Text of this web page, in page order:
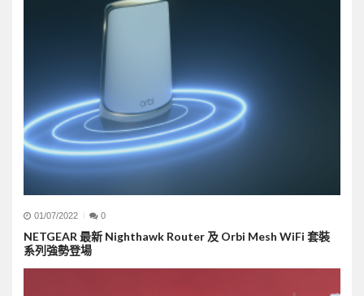
01/07/2022 0
NETGEAR 最新 Nighthawk Router 及 Orbi Mesh WiFi 套裝
系列強勢登場